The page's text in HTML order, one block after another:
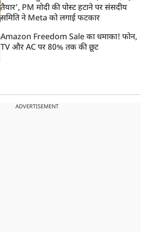
तैयार’, PM मोदी की पोस्ट हटाने पर संसदीय
समिति ने Meta को लगाई फटकार
Amazon Freedom Sale का धमाका! फोन,
TV और AC पर 80% तक की छूट
ADVERTISEMENT